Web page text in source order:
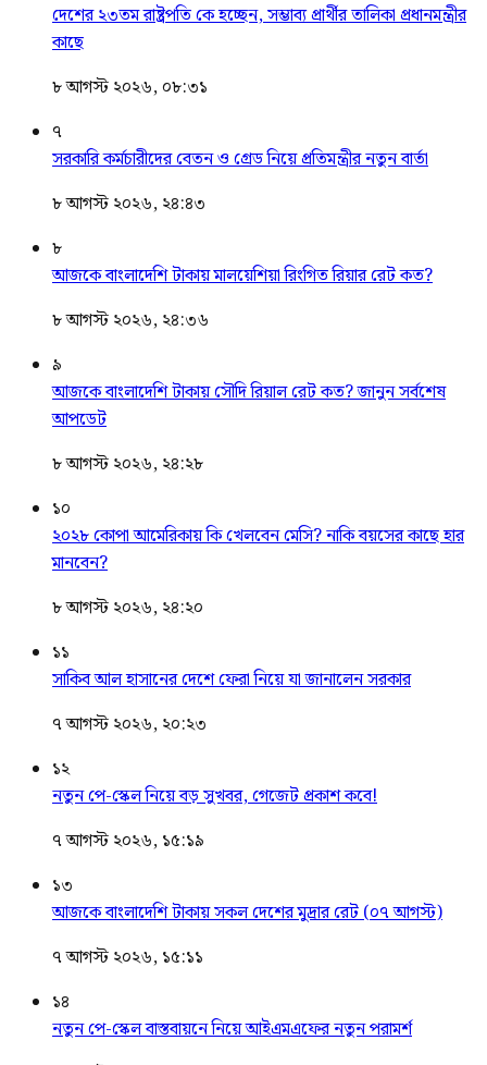
দেশের ২৩তম রাষ্ট্রপতি কে হচ্ছেন, সম্ভাব্য প্রার্থীর তালিকা প্রধানমন্ত্রীর
কাছে
৮ আগস্ট ২০২৬, ০৮:৩১
৭
সরকারি কর্মচারীদের বেতন ও গ্রেড নিয়ে প্রতিমন্ত্রীর নতুন বার্তা
৮ আগস্ট ২০২৬, ২৪:৪৩
৮
আজকে বাংলাদেশি টাকায় মালয়েশিয়া রিংগিত রিয়ার রেট কত?
৮ আগস্ট ২০২৬, ২৪:৩৬
৯
আজকে বাংলাদেশি টাকায় সৌদি রিয়াল রেট কত? জানুন সর্বশেষ
আপডেট
৮ আগস্ট ২০২৬, ২৪:২৮
১০
২০২৮ কোপা আমেরিকায় কি খেলবেন মেসি? নাকি বয়সের কাছে হার
মানবেন?
৮ আগস্ট ২০২৬, ২৪:২০
১১
সাকিব আল হাসানের দেশে ফেরা নিয়ে যা জানালেন সরকার
৭ আগস্ট ২০২৬, ২০:২৩
১২
নতুন পে-স্কেল নিয়ে বড় সুখবর, গেজেট প্রকাশ কবে!
৭ আগস্ট ২০২৬, ১৫:১৯
১৩
আজকে বাংলাদেশি টাকায় সকল দেশের মুদ্রার রেট (০৭ আগস্ট)
৭ আগস্ট ২০২৬, ১৫:১১
১৪
নতুন পে-স্কেল বাস্তবায়নে নিয়ে আইএমএফের নতুন পরামর্শ